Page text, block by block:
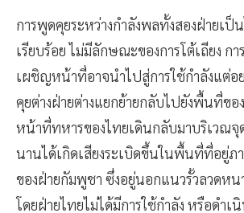
การพูดคุยระหว่างกำลังพลทั้งสองฝ่ายเป็
เรียบร้อย ไม่มีลักษณะของการโต้เถียง ก
เผชิญหน้าที่อาจนำไปสู่การใช้กำลังแต่อ
คุยต่างฝ่ายต่างแยกย้ายกลับไปยังพื้นที่ขอ
หน้าที่ทหารของไทยเดินกลับมาบริเวณจุ
นานได้เกิดเสียงระเบิดขึ้นในพื้นที่ที่อยู่ภ
ของฝ่ายกัมพูชา ซึ่งอยู่นอกแนวรั้วลวดหน
โดยฝ่ายไทยไม่ได้มีการใช้กำลัง หรือดำเ